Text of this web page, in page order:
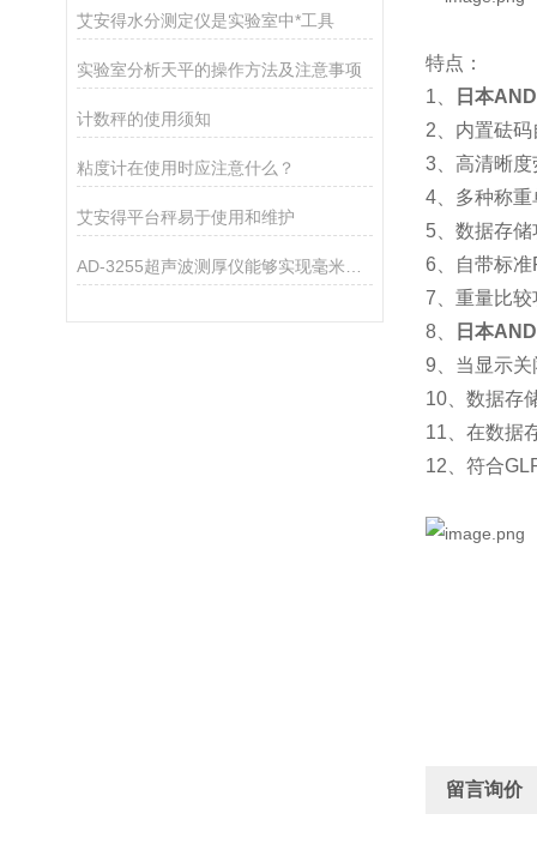
艾安得水分测定仪是实验室中*工具
实验室分析天平的操作方法及注意事项
计数秤的使用须知
粘度计在使用时应注意什么？
艾安得平台秤易于使用和维护
特点：
1、
日本
2、内置砝
3、高清晰
4、多种称
5、数据存
6、自带标
7、重量比
8、
日本
9、当显示
10、数据存
11、在数据
12、符合
留言询价